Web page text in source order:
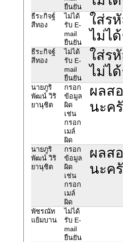
ยืนยัน
ธีระกิจฐ์
สีทอง
ไม่ได้
รับ E-
mail
ยืนยัน
ใส่ร
ไม่ไ
ธีระกิจฐ์
สีทอง
ไม่ได้
รับ E-
mail
ยืนยัน
ใส่ร
ไม่ไ
นายภูริ
พัฒน์ วิริ
ยานุชิต
กรอก
ข้อมูล
ผิด
เช่น
กรอก
เมล์
ผิด
ผลส
นะค
นายภูริ
พัฒน์ วิริ
ยานุชิต
กรอก
ข้อมูล
ผิด
เช่น
กรอก
เมล์
ผิด
ผลส
นะค
พัชรณัท
แย้มบาน
ไม่ได้
รับ E-
mail
ยืนยัน